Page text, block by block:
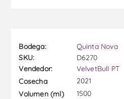
Bodega:
Quinta Nova
SKU:
D6270
Vendedor:
VelvetBull PT
Cosecha
2021
Volumen (ml)
1500